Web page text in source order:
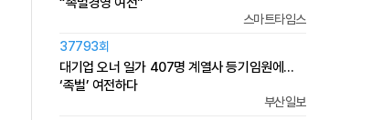
스마트타임스
37793회
대기업 오너 일가 407명 계열사 등기임원에…
‘족벌’ 여전하다
부산일보